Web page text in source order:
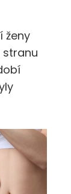
ženy
stranu